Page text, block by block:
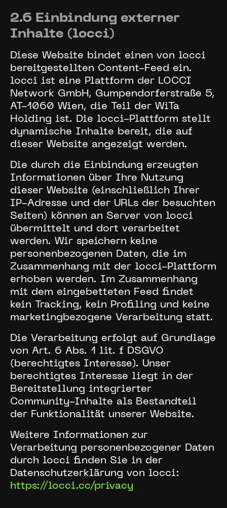
2.6 Einbindung externer
Inhalte (locci)
Diese Website bindet einen von locci
bereitgestellten Content-Feed ein.
locci ist eine Plattform der LOCCI
Network GmbH, Gumpendorferstraße 5,
AT-1060 Wien, die Teil der WiTa
Holding ist. Die locci-Plattform stellt
dynamische Inhalte bereit, die auf
dieser Website angezeigt werden.
Die durch die Einbindung erzeugten
Informationen über Ihre Nutzung
dieser Website (einschließlich Ihrer
IP-Adresse und der URLs der besuchten
Seiten) können an Server von locci
übermittelt und dort verarbeitet
werden. Wir speichern keine
personenbezogenen Daten, die im
Zusammenhang mit der locci-Plattform
erhoben werden. Im Zusammenhang
mit dem eingebetteten Feed findet
kein Tracking, kein Profiling und keine
marketingbezogene Verarbeitung statt.
Die Verarbeitung erfolgt auf Grundlage
von Art. 6 Abs. 1 lit. f DSGVO
(berechtigtes Interesse). Unser
berechtigtes Interesse liegt in der
Bereitstellung integrierter
Community-Inhalte als Bestandteil
der Funktionalität unserer Website.
Weitere Informationen zur
Verarbeitung personenbezogener Daten
durch locci finden Sie in der
Datenschutzerklärung von locci:
https://locci.cc/privacy